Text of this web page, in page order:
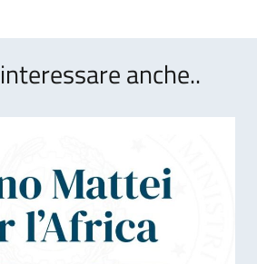
anche..